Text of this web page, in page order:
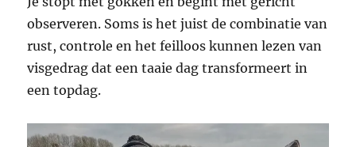
observeren. Soms is het juist de combinatie van
rust, controle en het feilloos kunnen lezen van
visgedrag dat een taaie dag transformeert in
een topdag.